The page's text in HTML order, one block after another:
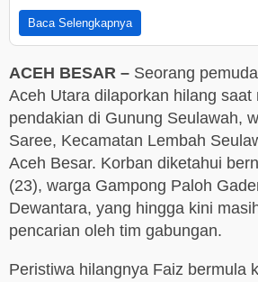
Baca Selengkapnya
ACEH BESAR – Seorang
Aceh Utara dilaporkan hilang saat
pendakian di Gunung Seulawah,
Saree, Kecamatan Lembah
Aceh Besar. Korban diketahui
(23), warga Gampong Paloh
Dewantara, yang hingga kini
pencarian oleh tim gabungan.
Peristiwa hilangnya Faiz bermula